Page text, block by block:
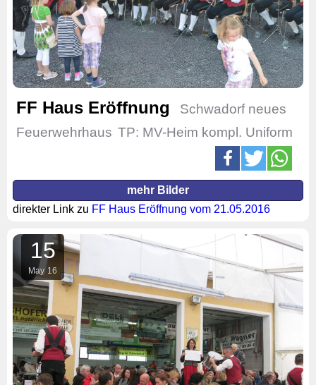
FF Haus Eröffnung
Schwadorf neues
Feuerwehrhaus TP: MV-Heim kompl. Uniform
mehr Bilder
direkter Link zu FF Haus Eröffnung vom 21.05.2016
15
May 16